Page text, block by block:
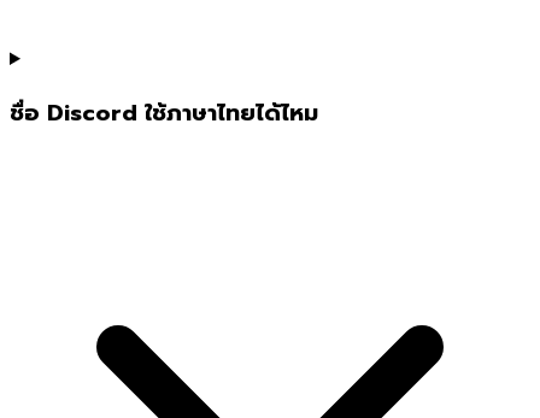
ชื่อ Discord ใช้ภาษาไทยได้ไหม